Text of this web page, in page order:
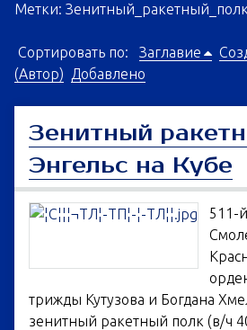
Метки: Зенитный_ракетный_полк
Сортировать по: Заглавие
(Автор)
Добавлено
Зенитный
Энгельс на Кубе
511-
трижды Кутузова и Богдана
зенитный ракетный полк (в/ч